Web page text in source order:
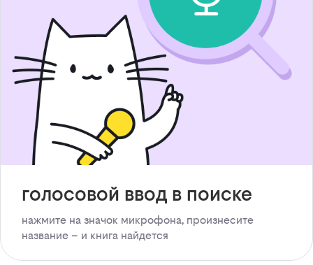
голосовой ввод в поиске
нажмите на значок микрофона, произнесите
название – и книга найдется